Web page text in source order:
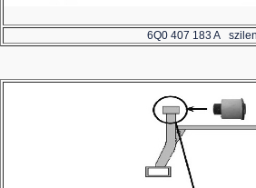
6Q0 407 183 A